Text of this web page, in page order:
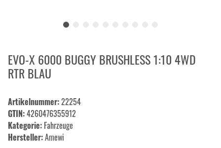
EVO-X 6000 BUGGY BRUSHLESS 1:10 4WD
RTR BLAU
Artikelnummer:22254
GTIN:4260476355912
Kategorie: Fahrzeuge
Hersteller:Amewi